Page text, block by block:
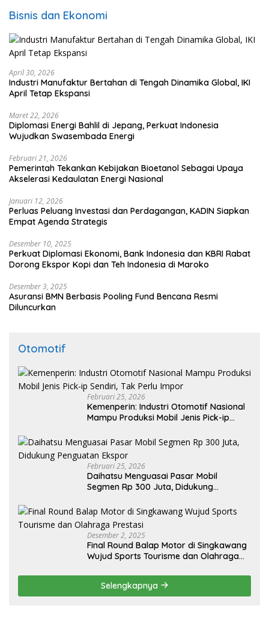
Bisnis dan Ekonomi
April 30, 2026
Industri Manufaktur Bertahan di Tengah Dinamika Global, IKI
April Tetap Ekspansi
Maret 22, 2026
Diplomasi Energi Bahlil di Jepang, Perkuat Indonesia
Wujudkan Swasembada Energi
Februari 21, 2026
Pemerintah Tekankan Kebijakan Bioetanol Sebagai Upaya
Akselerasi Kedaulatan Energi Nasional
Januari 12, 2026
Perluas Peluang Investasi dan Perdagangan, KADIN Siapkan
Empat Agenda Strategis
Desember 10, 2025
Perkuat Diplomasi Ekonomi, Bank Indonesia dan KBRI Rabat
Dorong Ekspor Kopi dan Teh Indonesia di Maroko
Desember 3, 2025
Asuransi BMN Berbasis Pooling Fund Bencana Resmi
Diluncurkan
Otomotif
Februari 25, 2026
Kemenperin: Industri Otomotif Nasional
Mampu Produksi Mobil Jenis Pick-ip
Februari 25, 2026
Daihatsu Menguasai Pasar Mobil
Segmen Rp 300 Juta, Didukung
Desember 2, 2025
Final Round Balap Motor di Singkawang
Wujud Sports Tourisme dan Olahraga
Selengkapnya